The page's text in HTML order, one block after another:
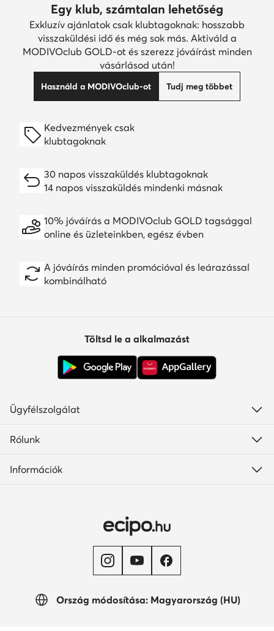
Egy klub, számtalan lehetőség
Exkluzív ajánlatok csak klubtagoknak: hosszabb
visszaküldési idő és még sok más. Aktiváld a
MODIVOclub GOLD-ot és szerezz jóváírást minden
vásárlásod után!
Használd a MODIVOclub-ot Tudj meg többet
Kedvezmények csak
klubtagoknak
30 napos visszaküldés klubtagoknak
14 napos visszaküldés mindenki másnak
10% jóváírás a MODIVOclub GOLD tagsággal
online és üzleteinkben, egész évben
A jóváírás minden promócióval és leárazással
kombinálható
Ország módosítása: Magyarország (HU)
Töltsd le a alkalmazást
Ügyfélszolgálat
Rólunk
Információk